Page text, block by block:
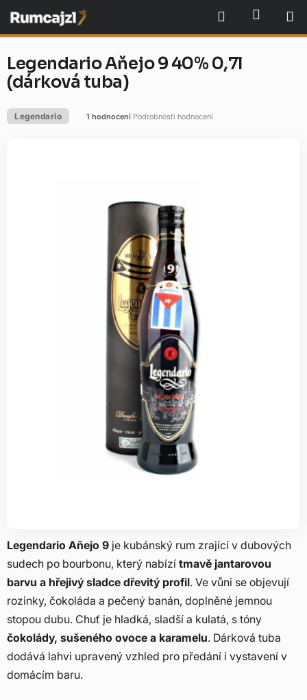
na
obsah
Hledat
Legendario Añejo 9 je kubánský rum zrající v dubových
sudech po bourbonu, který nabízí tmavě jantarovou
barvu a hřejivý sladce dřevitý profil. Ve vůni se objevují
rozinky, čokoláda a pečený banán, doplněné jemnou
stopou dubu. Chuť je hladká, sladší a kulatá, s tóny
čokolády, sušeného ovoce a karamelu. Dárková tuba
dodává lahvi upravený vzhled pro předání i vystavení v
domácím baru.
Legendario Aňejo 9 40% 0,7l
(dárková tuba)
Legendario
hvězdiček.
1 hodnocení Podrobnosti hodnocení